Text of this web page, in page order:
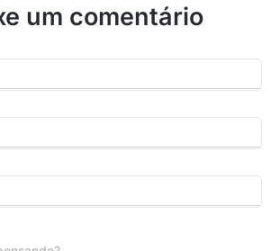
um comentário